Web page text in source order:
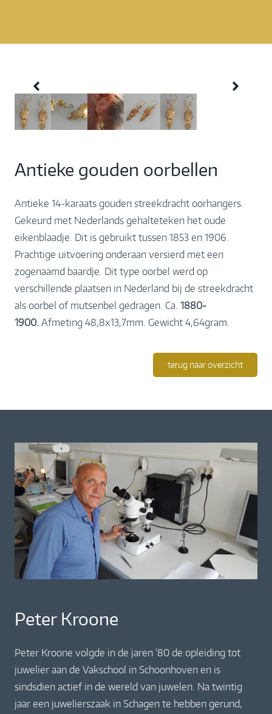
Antieke gouden oorbellen
Antieke 14-karaats gouden streekdracht oorhangers.
Gekeurd met Nederlands gehalteteken het oude
eikenblaadje. Dit is gebruikt tussen 1853 en 1906.
Prachtige uitvoering onderaan versierd met een
zogenaamd baardje. Dit type oorbel werd op
verschillende plaatsen in Nederland bij de streekdracht
als oorbel of mutsenbel gedragen. Ca. 1880-
1900. Afmeting 48,8x13,7mm. Gewicht 4,64gram.
terug naar overzicht
Peter Kroone
Peter Kroone volgde in de jaren ’80 de opleiding tot
juwelier aan de Vakschool in Schoonhoven en is
sindsdien actief in de wereld van juwelen. Na twintig
jaar een juwelierszaak in Schagen te hebben gerund,